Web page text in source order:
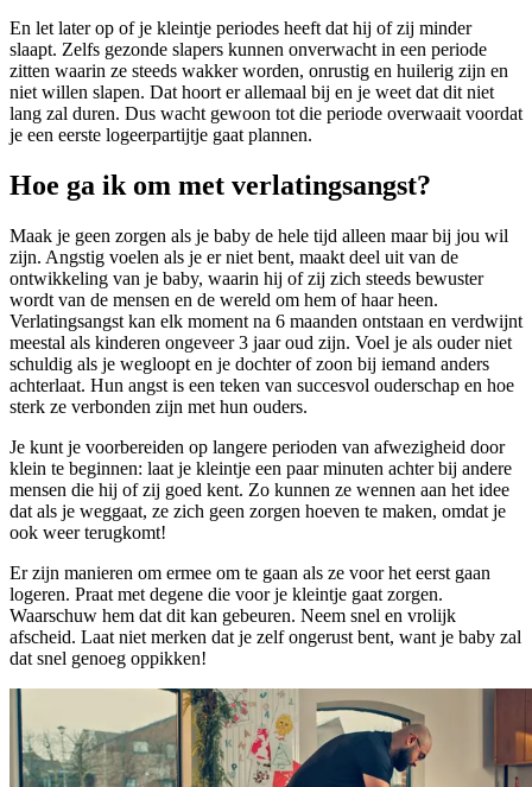
En let later op of je kleintje periodes heeft dat hij of zij minder
slaapt. Zelfs gezonde slapers kunnen onverwacht in een periode
zitten waarin ze steeds wakker worden, onrustig en huilerig zijn en
niet willen slapen. Dat hoort er allemaal bij en je weet dat dit niet
lang zal duren. Dus wacht gewoon tot die periode overwaait voordat
je een eerste logeerpartijtje gaat plannen.
Hoe ga ik om met verlatingsangst?
Maak je geen zorgen als je baby de hele tijd alleen maar bij jou wil
zijn. Angstig voelen als je er niet bent, maakt deel uit van de
ontwikkeling van je baby, waarin hij of zij zich steeds bewuster
wordt van de mensen en de wereld om hem of haar heen.
Verlatingsangst kan elk moment na 6 maanden ontstaan en verdwijnt
meestal als kinderen ongeveer 3 jaar oud zijn. Voel je als ouder niet
schuldig als je wegloopt en je dochter of zoon bij iemand anders
achterlaat. Hun angst is een teken van succesvol ouderschap en hoe
sterk ze verbonden zijn met hun ouders.
Je kunt je voorbereiden op langere perioden van afwezigheid door
klein te beginnen: laat je kleintje een paar minuten achter bij andere
mensen die hij of zij goed kent. Zo kunnen ze wennen aan het idee
dat als je weggaat, ze zich geen zorgen hoeven te maken, omdat je
ook weer terugkomt!
Er zijn manieren om ermee om te gaan als ze voor het eerst gaan
logeren. Praat met degene die voor je kleintje gaat zorgen.
Waarschuw hem dat dit kan gebeuren. Neem snel en vrolijk
afscheid. Laat niet merken dat je zelf ongerust bent, want je baby zal
dat snel genoeg oppikken!